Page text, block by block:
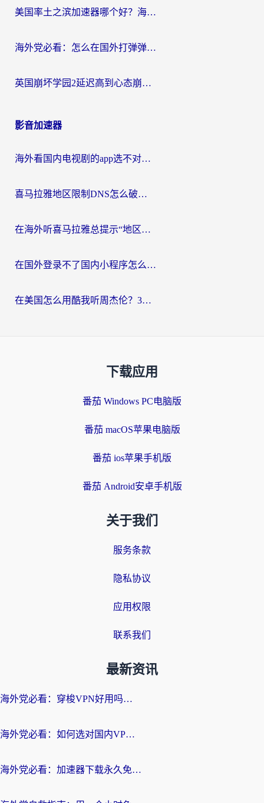
美国率土之滨加速器哪个好？海外党国服游戏畅玩终极指南（附多游戏解决方案）
海外党必看：怎么在国外打弹弹堂不卡？番茄加速器亲测指南
英国崩坏学园2延迟高到心态崩？海外党国服游戏加速终极指南
影音加速器
海外看国内电视剧的app选不对？这份回国加速器避坑指南帮你流畅追剧
喜马拉雅地区限制DNS怎么破？海外党听国内音乐听书的终极解决方案
在海外听喜马拉雅总提示“地区限制”？3步轻松解除+听国内音乐全攻略
在国外登录不了国内小程序怎么办？选对回国加速器，轻松解锁国内资源
在美国怎么用酷我听周杰伦？3步搞定海外听歌难题
下载应用
番茄 Windows PC电脑版
番茄 macOS苹果电脑版
番茄 ios苹果手机版
番茄 Android安卓手机版
关于我们
服务条款
隐私协议
应用权限
联系我们
最新资讯
海外党必看：穿梭VPN好用吗？和云帆VPN对比哪个回国效果更好？附真实测评+避坑指南
海外党必看：如何选对国内VPN，实现无缝访问国内资源？
海外党必看：加速器下载永久免费版真的存在吗？教你无缝访问国内资源的正确姿势